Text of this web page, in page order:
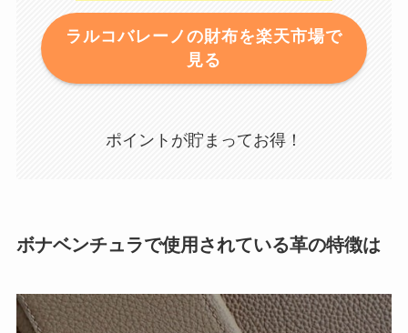
ラルコバレーノの財布を楽天市場で
見る
ポイントが貯まってお得！
ボナベンチュラで使用されている革の特徴は